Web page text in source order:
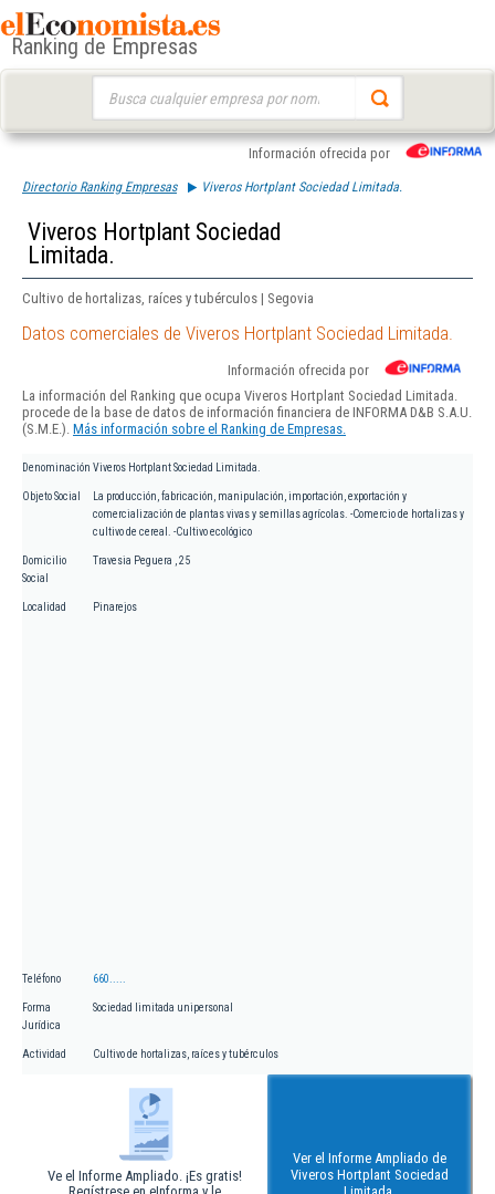
Ranking de Empresas
Información ofrecida por
Directorio Ranking Empresas Viveros Hortplant Sociedad Limitada.
Viveros Hortplant Sociedad
Limitada.
Cultivo de hortalizas, raíces y tubérculos | Segovia
Datos comerciales de Viveros Hortplant Sociedad Limitada.
Información ofrecida por
La información del Ranking que ocupa Viveros Hortplant Sociedad Limitada.
procede de la base de datos de información financiera de INFORMA D&B S.A.U.
(S.M.E.). Más información sobre el Ranking de Empresas.
Denominación Viveros Hortplant Sociedad Limitada.
Objeto Social
La producción, fabricación, manipulación, importación, exportación y
comercialización de plantas vivas y semillas agrícolas. -Comercio de hortalizas y
cultivo de cereal. -Cultivo ecológico
Domicilio
Social
Travesia Peguera , 25
Localidad Pinarejos
Teléfono 660.....
Forma
Jurídica
Sociedad limitada unipersonal
Actividad Cultivo de hortalizas, raíces y tubérculos
Ve el Informe Ampliado. ¡Es gratis!
Ver el Informe Ampliado de
Viveros Hortplant Sociedad